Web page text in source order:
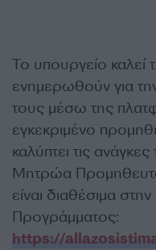
Το υπουργείο καλεί
ενημερωθούν για
τους μέσω της
εγκεκριμένο
καλύπτει τις
Μητρώα
είναι διαθέσιμα
Προγράμματος:
https://